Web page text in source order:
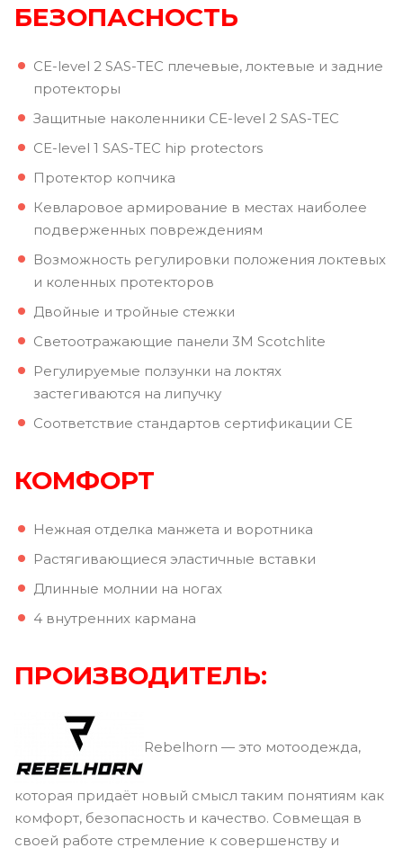
БЕЗОПАСНОСТЬ
CE-level 2 SAS-TEC плечевые, локтевые и задние
протекторы
Защитные наколенники CE-level 2 SAS-TEC
CE-level 1 SAS-TEC hip protectors
Протектор копчика
Кевларовое армирование в местах наиболее
подверженных повреждениям
Возможность регулировки положения локтевых
и коленных протекторов
Двойные и тройные стежки
Светоотражающие панели 3M Scotchlite
Регулируемые ползунки на локтях
застегиваются на липучку
Соответствие стандартов сертификации CE
КОМФОРТ
Нежная отделка манжета и воротника
Растягивающиеся эластичные вставки
Длинные молнии на ногах
4 внутренних кармана
ПРОИЗВОДИТЕЛЬ:
Rebelhorn — это мотоодежда,
которая придаёт новый смысл таким понятиям как
комфорт, безопасность и качество. Совмещая в
своей работе стремление к совершенству и